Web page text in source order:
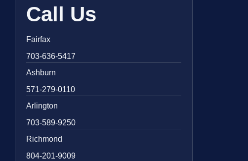
Call Us
Fairfax
703-636-5417
Ashburn
571-279-0110
Arlington
703-589-9250
Richmond
804-201-9009